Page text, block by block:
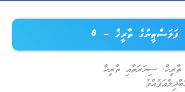
ފަލަސްޠީނުގެ ތާރީޚް – 8
ތާރީޚް, ސިޔަރަތާއި ތާރީޚް